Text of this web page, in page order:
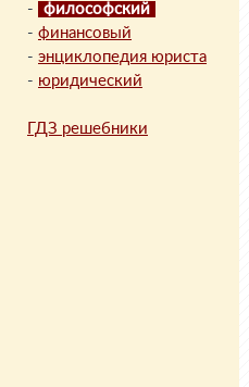
-
философский
- финансовый
- энциклопедия юриста
- юридический
ГДЗ решебники